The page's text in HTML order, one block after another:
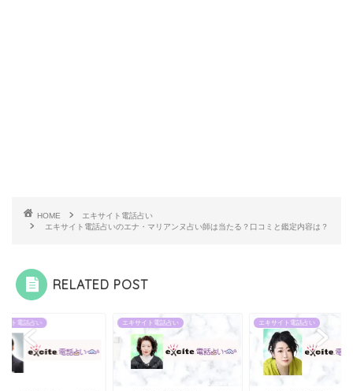
HOME
エキサイト電話占い
エキサイト電話占いのエナ・マリアンヌ占い師は当たる？口コミと鑑定内容は？
RELATED POST
イト電話占い エキサイト電話占い エキサイト電話占い